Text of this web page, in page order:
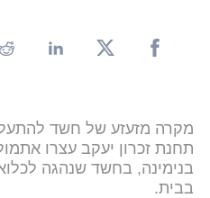
מקרה מזעזע של חשד
תחנת זכרון יעקב עצרו
בנימינה, בחשד שנהגה
בבית.